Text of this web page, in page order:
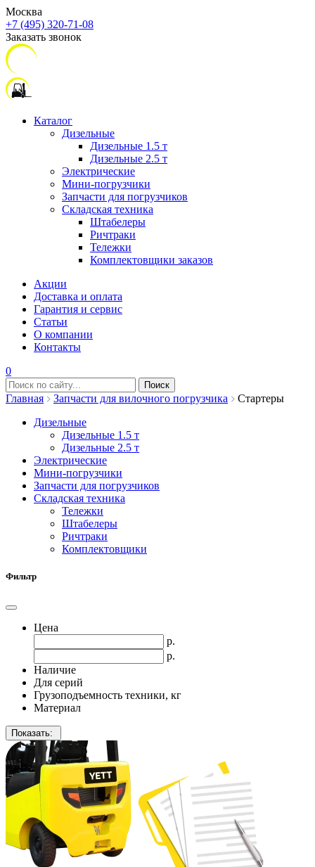
Москва
+7 (495) 320-71-08
Заказать звонок
Каталог
Дизельные
Дизельные 1.5 т
Дизельные 2.5 т
Электрические
Мини-погрузчики
Запчасти для погрузчиков
Складская техника
Штабелеры
Ричтраки
Тележки
Комплектовщики заказов
Акции
Доставка и оплата
Гарантия и сервис
Статьи
О компании
Контакты
0
Главная Запчасти для вилочного погрузчика
Стартеры
Дизельные
Дизельные 1.5 т
Дизельные 2.5 т
Электрические
Мини-погрузчики
Запчасти для погрузчиков
Складская техника
Тележки
Штабелеры
Ричтраки
Комплектовщики
Фильтр
Цена
р.
р.
Наличие
Для серий
Грузоподъемность техники, кг
Материал
Показать: